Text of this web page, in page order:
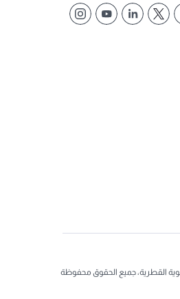
القطرية، جميع الحقوق محفوظة